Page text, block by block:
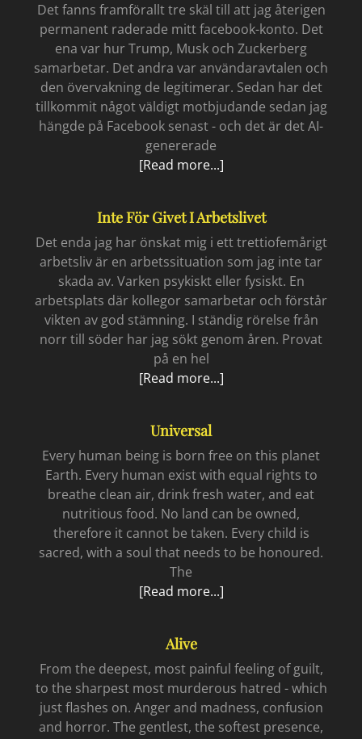
Det fanns framförallt tre skäl till att jag återigen
permanent raderade mitt facebook-konto. Det
ena var hur Trump, Musk och Zuckerberg
samarbetar. Det andra var användaravtalen och
den övervakning de legitimerar. Sedan har det
tillkommit något väldigt motbjudande sedan jag
hängde på Facebook senast - och det är det AI-
genererade
[Read more...]Offbook
Inte För Givet I Arbetslivet
Det enda jag har önskat mig i ett trettiofemårigt
arbetsliv är en arbetssituation som jag inte tar
skada av. Varken psykiskt eller fysiskt. En
arbetsplats där kollegor samarbetar och förstår
vikten av god stämning. I ständig rörelse från
norr till söder har jag sökt genom åren. Provat
på en hel
[Read more...]Inte
arbetslivet
Universal
Every human being is born free on this planet
Earth. Every human exist with equal rights to
breathe clean air, drink fresh water, and eat
nutritious food. No land can be owned,
therefore it cannot be taken. Every child is
sacred, with a soul that needs to be honoured.
The
[Read more...]Universal
Alive
From the deepest, most painful feeling of guilt,
to the sharpest most murderous hatred - which
just flashes on. Anger and madness, confusion
and horror. The gentlest, the softest presence,